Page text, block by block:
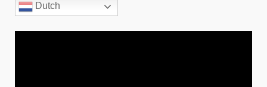
Dutch